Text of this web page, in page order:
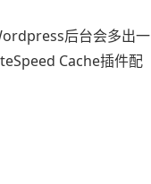
后台会多出一
Cache插件配